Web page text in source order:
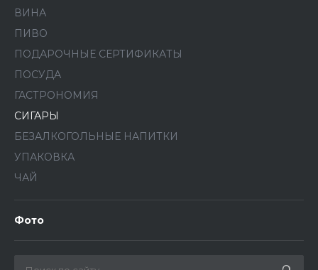
ВИНА
ПИВО
ПОДАРОЧНЫЕ СЕРТИФИКАТЫ
ПОСУДА
ГАСТРОНОМИЯ
СИГАРЫ
БЕЗАЛКОГОЛЬНЫЕ НАПИТКИ
УПАКОВКА
ЧАЙ
Фото